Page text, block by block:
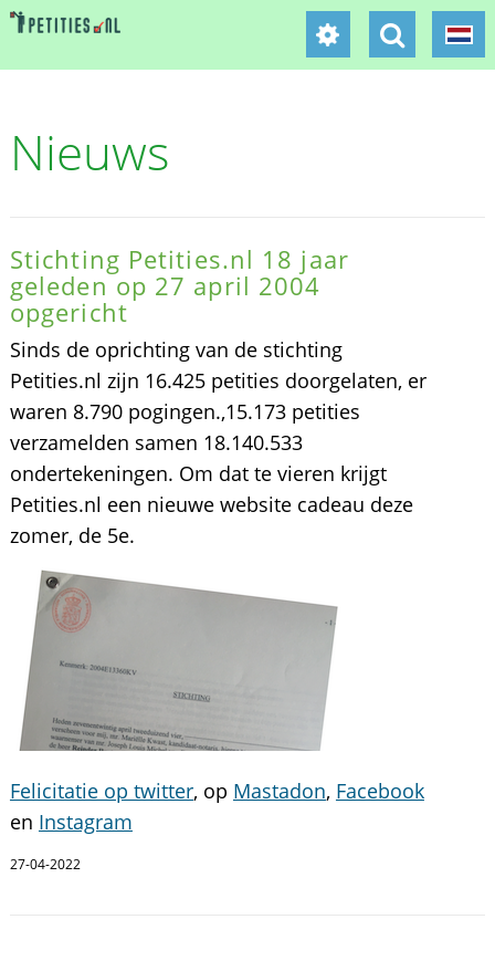
Nieuws
Stichting Petities.nl 18 jaar
geleden op 27 april 2004
opgericht
Sinds de oprichting van de stichting
Petities.nl zijn 16.425 petities doorgelaten, er
waren 8.790 pogingen.,15.173 petities
verzamelden samen 18.140.533
ondertekeningen. Om dat te vieren krijgt
Petities.nl een nieuwe website cadeau deze
zomer, de 5e.
Felicitatie op twitter, op Mastadon, Facebook
en Instagram
27-04-2022